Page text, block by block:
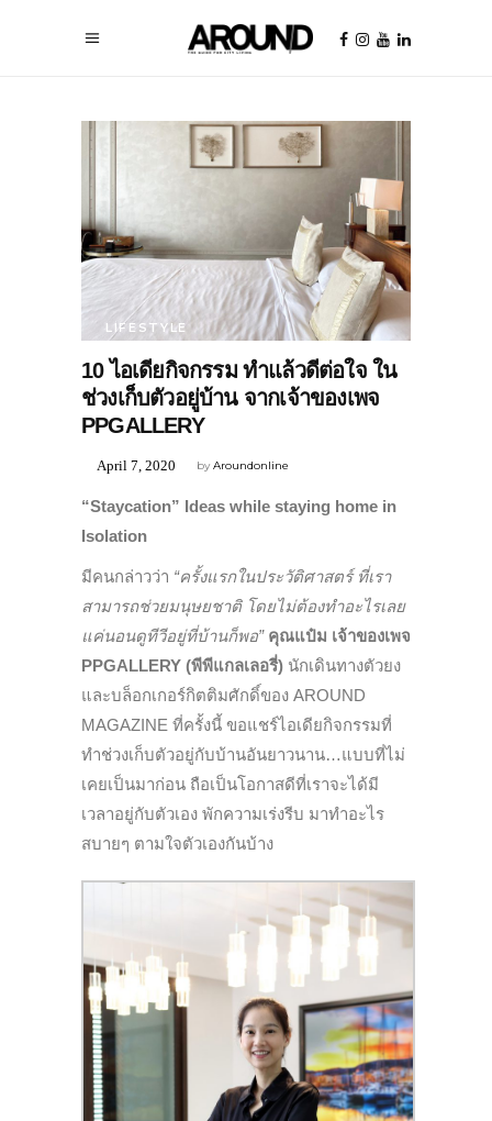
LIFESTYLE
10 ไอเดียกิจกรรม ทำแล้วดีต่อใจ ใน
ช่วงเก็บตัวอยู่บ้าน จากเจ้าของเพจ
PPGALLERY
byAroundonline
April 7, 2020
“Staycation” Ideas while staying home in
Isolation
มีคนกล่าวว่า “ครั้งแรกในประวัติศาสตร์ ที่เรา
สามารถช่วยมนุษยชาติ โดยไม่ต้องทำอะไรเลย
แค่นอนดูทีวีอยู่ที่บ้านก็พอ” คุณแป๋ม เจ้าของเพจ
PPGALLERY (พีพีแกลเลอรี่) นักเดินทางตัวยง
และบล็อกเกอร์กิตติมศักดิ์ของ AROUND
MAGAZINE ที่ครั้งนี้ ขอแชร์ไอเดียกิจกรรมที่
ทำช่วงเก็บตัวอยู่กับบ้านอันยาวนาน…แบบที่ไม่
เคยเป็นมาก่อน ถือเป็นโอกาสดีที่เราจะได้มี
เวลาอยู่กับตัวเอง พักความเร่งรีบ มาทำอะไร
สบายๆ ตามใจตัวเองกันบ้าง